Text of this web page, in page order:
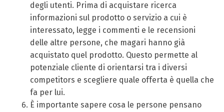
degli utenti. Prima di acquistare ricerca
informazioni sul prodotto o servizio a cui è
interessato, legge i commenti e le recensioni
delle altre persone, che magari hanno già
acquistato quel prodotto. Questo permette al
potenziale cliente di orientarsi tra i diversi
competitors e scegliere quale offerta è quella che
fa per lui.
È importante sapere cosa le persone pensano